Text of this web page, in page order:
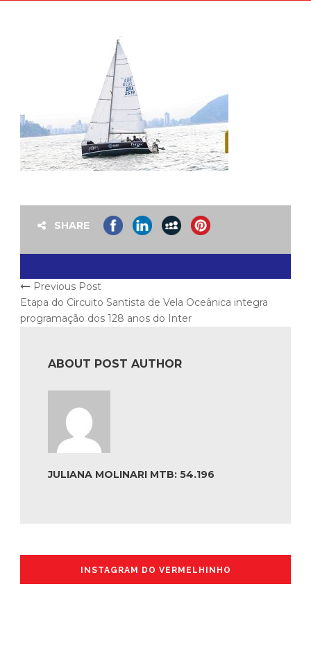
SHARE
Previous Post
Etapa do Circuito Santista de Vela Oceânica integra
programação dos 128 anos do Inter
ABOUT POST AUTHOR
JULIANA MOLINARI MTB: 54.196
INSTAGRAM DO VERMELHINHO